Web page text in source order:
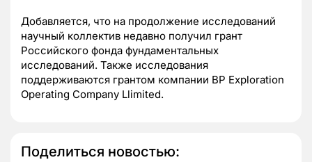
Добавляется, что на продолжение исследований
научный коллектив недавно получил грант
Российского фонда фундаментальных
исследований. Также исследования
поддерживаются грантом компании BP Exploration
Operating Company Llimited.
Поделиться новостью: